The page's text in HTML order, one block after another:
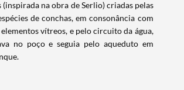
gerais
(inspirada na obra de Serlio) criadas pelas
de conchas, em consonância com
vítreos, e pelo circuito da água,
no poço e seguia pelo aqueduto em